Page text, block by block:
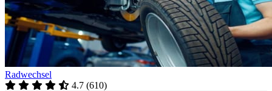
Radwechsel
4.7 (610)